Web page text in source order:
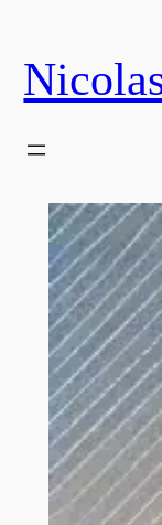
content